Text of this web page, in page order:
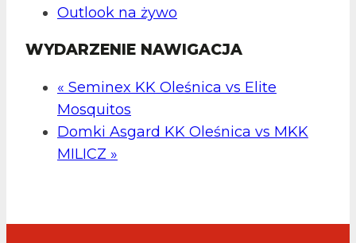
Outlook na żywo
WYDARZENIE NAWIGACJA
« Seminex KK Oleśnica vs Elite
Mosquitos
Domki Asgard KK Oleśnica vs MKK
MILICZ »